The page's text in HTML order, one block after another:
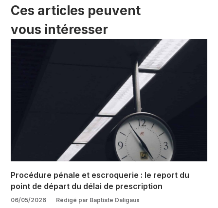
Ces articles peuvent
vous intéresser
Procédure pénale et escroquerie : le report du
point de départ du délai de prescription
06/05/2026 Rédigé par Baptiste Daligaux